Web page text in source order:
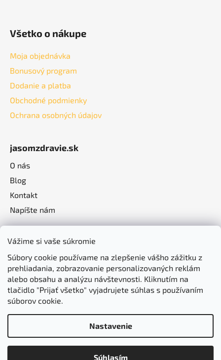
Vážime si vaše súkromie
Súbory cookie používame na zlepšenie vášho zážitku z
prehliadania, zobrazovanie personalizovaných reklám
alebo obsahu a analýzu návštevnosti. Kliknutím na
tlačidlo "Prijať všetko" vyjadrujete súhlas s používaním
súborov cookie.
Nastavenie
Súhlasím
Všetko o nákupe
Moja objednávka
Bonusový program
Dodanie a platba
Obchodné podmienky
Ochrana osobných údajov
jasomzdravie.sk
O nás
Blog
Kontakt
Napíšte nám
Vytvoril Shoptet